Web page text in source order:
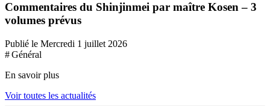
Commentaires du Shinjinmei par maître Kosen – 3
volumes prévus
Publié le Mercredi 1 juillet 2026
# Général
En savoir plus
Voir toutes les actualités